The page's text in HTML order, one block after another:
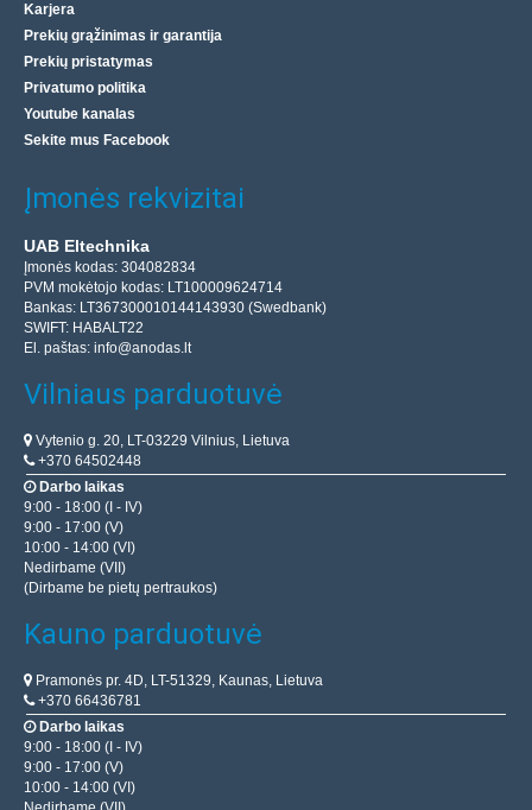
Karjera
Prekių grąžinimas ir garantija
Prekių pristatymas
Privatumo politika
Youtube kanalas
Sekite mus Facebook
Įmonės rekvizitai
UAB Eltechnika
Įmonės kodas: 304082834
PVM mokėtojo kodas: LT100009624714
Bankas: LT367300010144143930 (Swedbank)
SWIFT: HABALT22
El. paštas: info@anodas.lt
Vilniaus parduotuvė
Vytenio g. 20, LT-03229 Vilnius, Lietuva
+370 64502448
Darbo laikas
9:00 - 18:00 (I - IV)
9:00 - 17:00 (V)
10:00 - 14:00 (VI)
Nedirbame (VII)
(Dirbame be pietų pertraukos)
Kauno parduotuvė
Pramonės pr. 4D, LT-51329, Kaunas, Lietuva
+370 66436781
Darbo laikas
9:00 - 18:00 (I - IV)
9:00 - 17:00 (V)
10:00 - 14:00 (VI)